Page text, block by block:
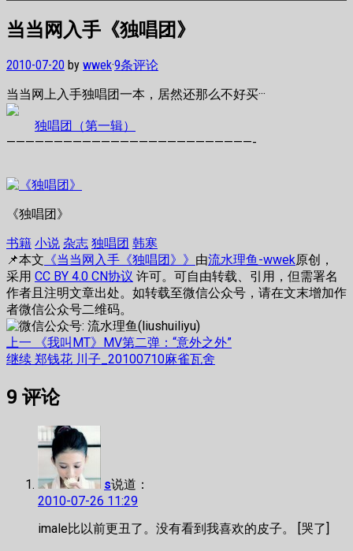
当当网入手《独唱团》
2010-07-20 by wwek·9条评论
当当网上入手独唱团一本，居然还那么不好买···
独唱团（第一辑）
——————————————————————————-
《独唱团》
书籍 小说 杂志 独唱团 韩寒
📌本文 《当当网入手《独唱团》》 由流水理鱼-wwek原创，
采用 CC BY 4.0 CN协议 许可。可自由转载、引用，但需署名
作者且注明文章出处。如转载至微信公众号，请在文末增加作
者微信公众号二维码。
文
章
导
上一
上
篇
章：
《我叫MT》MV第二弹：“意外之外”
继续 下
文
章：
郑钱花 川子_20100710麻雀瓦舍
9 评论
s说道：
2010-07-26 11:29
imale比以前更丑了。没有看到我喜欢的皮子。 [哭了]